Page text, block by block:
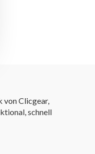
von Clicgear,
schnell